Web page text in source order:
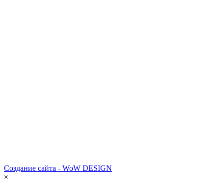
Создание сайта - WoW DESIGN
×